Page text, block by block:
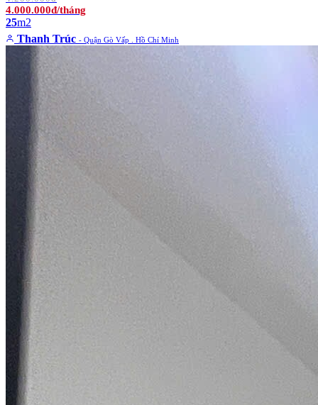
4.000.000đ/tháng
25m2
Thanh Trúc - Quận Gò Vấp . Hồ Chí Minh